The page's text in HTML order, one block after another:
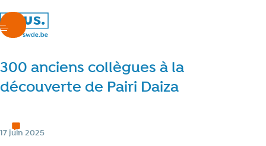
nous.swde
menu
300 anciens collègues à la
découverte de Pairi Daiza
Catégorie
Date de publication
17 juin 2025